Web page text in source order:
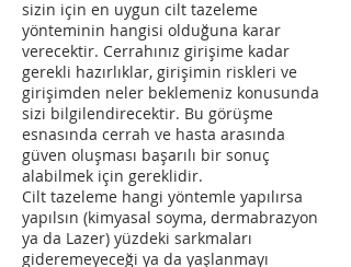
sizin için en uygun cilt tazeleme
yönteminin hangisi olduğuna karar
verecektir. Cerrahınız girişime kadar
gerekli hazırlıklar, girişimin riskleri ve
girişimden neler beklemeniz konusunda
sizi bilgilendirecektir. Bu görüşme
esnasında cerrah ve hasta arasında
güven oluşması başarılı bir sonuç
alabilmek için gereklidir.
Cilt tazeleme hangi yöntemle yapılırsa
yapılsın (kimyasal soyma, dermabrazyon
ya da Lazer) yüzdeki sarkmaları
gideremeyeceği ya da yaşlanmayı